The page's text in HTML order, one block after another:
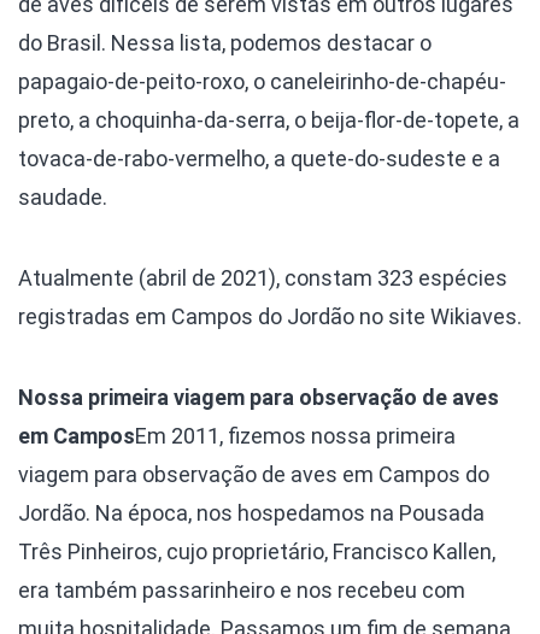
do Brasil. Nessa lista, podemos destacar o
papagaio-de-peito-roxo, o caneleirinho-de-chapéu-
preto, a choquinha-da-serra, o beija-flor-de-topete, a
tovaca-de-rabo-vermelho, a quete-do-sudeste e a
saudade.
Atualmente (abril de 2021), constam 323 espécies
registradas em Campos do Jordão no site Wikiaves.
Nossa primeira viagem para observação de aves
em CamposEm 2011, fizemos nossa primeira
viagem para observação de aves em Campos do
Jordão. Na época, nos hospedamos na Pousada
Três Pinheiros, cujo proprietário, Francisco Kallen,
era também passarinheiro e nos recebeu com
muita hospitalidade. Passamos um fim de semana